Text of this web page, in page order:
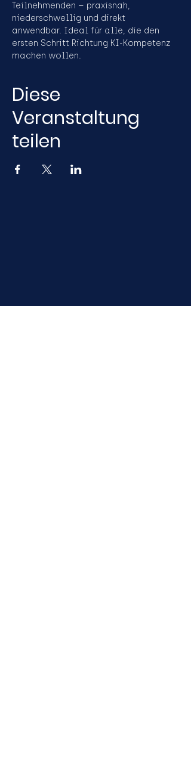
Teilnehmenden – praxisnah,
niederschwellig und direkt
anwendbar. Ideal für alle, die den
ersten Schritt Richtung KI-Kompetenz
machen wollen.
Diese
Veranstaltung
teilen